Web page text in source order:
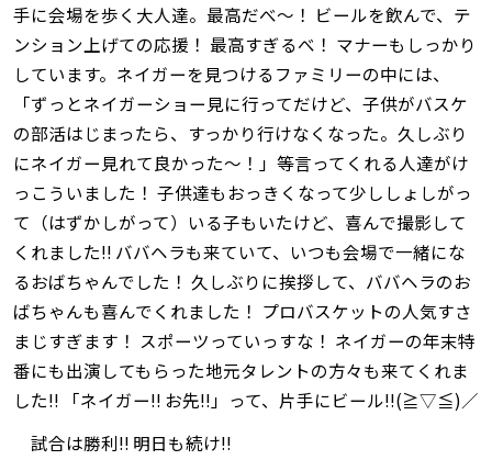
手に会場を歩く大人達。最高だべ～！ ビールを飲んで、テ
ンション上げての応援！ 最高すぎるべ！ マナーもしっかり
しています。ネイガーを見つけるファミリーの中には、
「ずっとネイガーショー見に行ってだけど、子供がバスケ
の部活はじまったら、すっかり行けなくなった。久しぶり
にネイガー見れて良かった～！」等言ってくれる人達がけ
っこういました！ 子供達もおっきくなって少ししょしがっ
て（はずかしがって）いる子もいたけど、喜んで撮影して
くれました‼ ババヘラも来ていて、いつも会場で一緒にな
るおばちゃんでした！ 久しぶりに挨拶して、ババヘラのお
ばちゃんも喜んでくれました！ プロバスケットの人気すさ
まじすぎます！ スポーツっていっすな！ ネイガーの年末特
番にも出演してもらった地元タレントの方々も来てくれま
した‼ 「ネイガー‼ お先‼」って、片手にビール‼(≧▽≦)／
試合は勝利‼ 明日も続け‼